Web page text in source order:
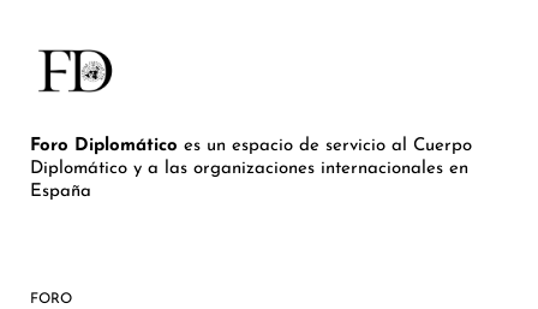
Foro Diplomático es un espacio de servicio al Cuerpo
Diplomático y a las organizaciones internacionales en
España
FORO